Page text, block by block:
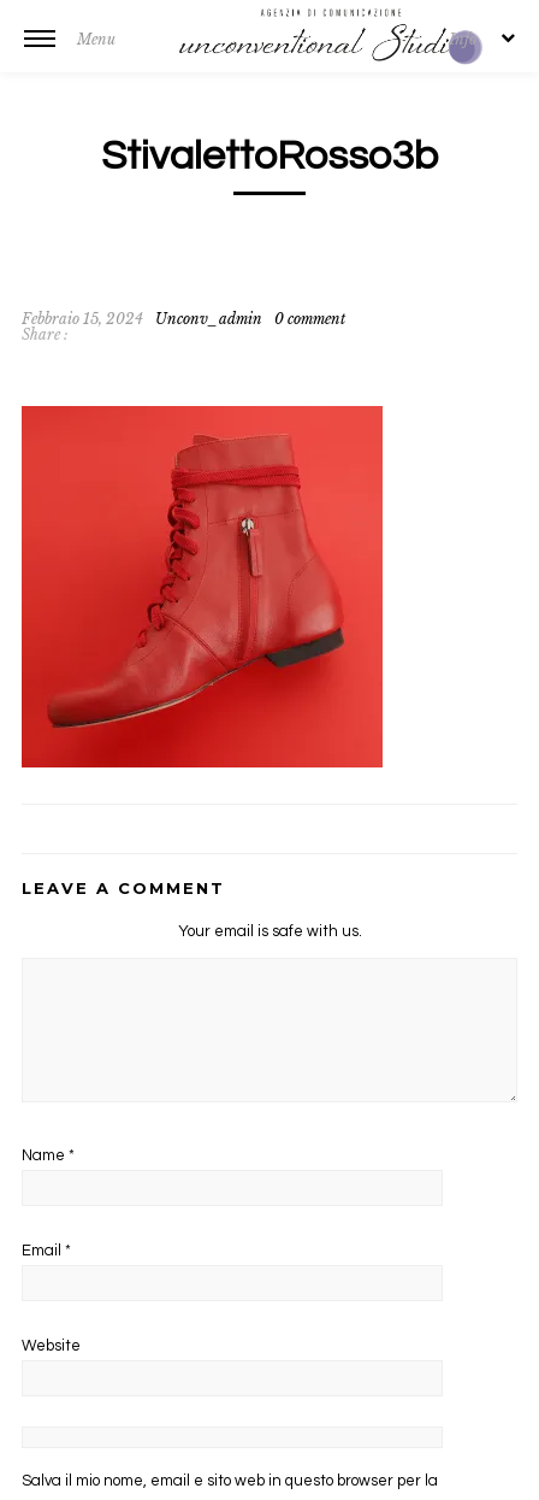
Menu Info
StivalettoRosso3b
Febbraio 15, 2024 Unconv_admin
0 comment
Share :
LEAVE A COMMENT
Your email is safe with us.
Name *
Email *
Website
Salva il mio nome, email e sito web in questo browser per la